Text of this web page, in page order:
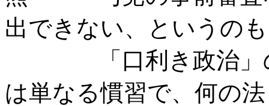
出できない、というのも
「口利き政治」の
は単なる慣習で、何の法